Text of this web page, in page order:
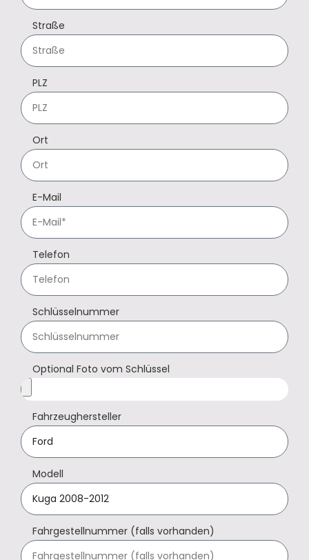
Straße
PLZ
Ort
E-Mail
Telefon
Schlüsselnummer
Optional Foto vom Schlüssel
Fahrzeughersteller
Modell
Fahrgestellnummer (falls vorhanden)